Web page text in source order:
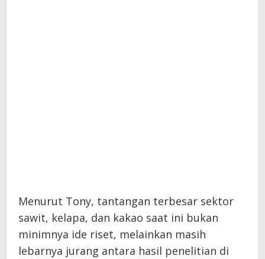
Menurut Tony, tantangan terbesar sektor
sawit, kelapa, dan kakao saat ini bukan
minimnya ide riset, melainkan masih
lebarnya jurang antara hasil penelitian di